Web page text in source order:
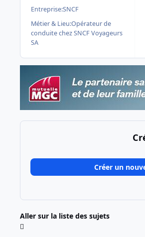
Entreprise:SNCF
Métier & Lieu:Opérateur de
conduite chez SNCF Voyageurs
SA
Créer un
Aller sur la liste des sujets